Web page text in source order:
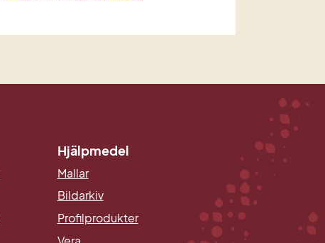
Hjälpmedel
Mallar
BildarkivLänk till annan webbplats.
Profilprodukter